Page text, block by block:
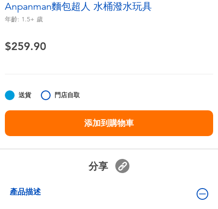
毛毛公仔玩具
夏日用品
任天堂 Switch
Anpanman麵包超人 水桶潑水玩具
年齡: 1.5+ 歲
$259.90
送貨 門店自取
添加到購物車
分享
產品描述